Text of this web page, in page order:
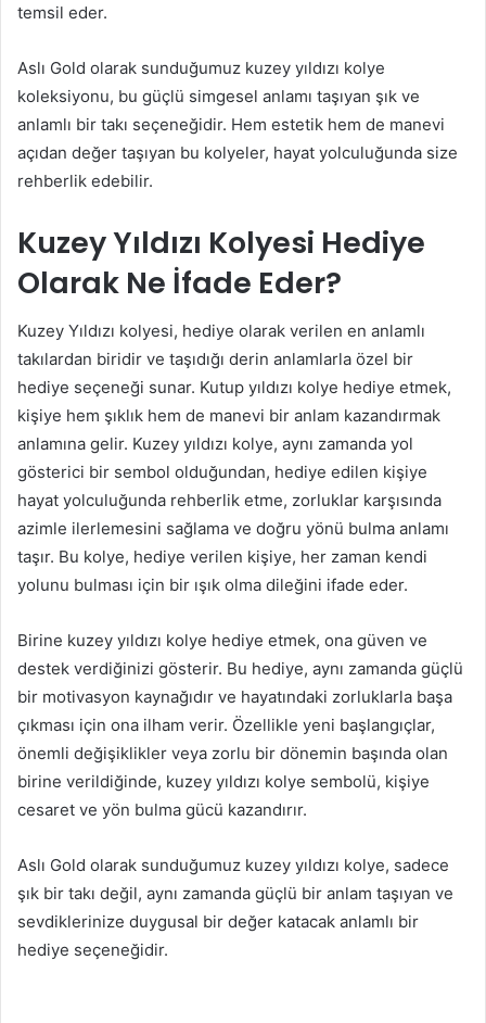
temsil eder.
Aslı Gold olarak sunduğumuz kuzey yıldızı kolye
koleksiyonu, bu güçlü simgesel anlamı taşıyan şık ve
anlamlı bir takı seçeneğidir. Hem estetik hem de manevi
açıdan değer taşıyan bu kolyeler, hayat yolculuğunda size
rehberlik edebilir.
Kuzey Yıldızı Kolyesi Hediye
Olarak Ne İfade Eder?
Kuzey Yıldızı kolyesi, hediye olarak verilen en anlamlı
takılardan biridir ve taşıdığı derin anlamlarla özel bir
hediye seçeneği sunar. Kutup yıldızı kolye hediye etmek,
kişiye hem şıklık hem de manevi bir anlam kazandırmak
anlamına gelir. Kuzey yıldızı kolye, aynı zamanda yol
gösterici bir sembol olduğundan, hediye edilen kişiye
hayat yolculuğunda rehberlik etme, zorluklar karşısında
azimle ilerlemesini sağlama ve doğru yönü bulma anlamı
taşır. Bu kolye, hediye verilen kişiye, her zaman kendi
yolunu bulması için bir ışık olma dileğini ifade eder.
Birine kuzey yıldızı kolye hediye etmek, ona güven ve
destek verdiğinizi gösterir. Bu hediye, aynı zamanda güçlü
bir motivasyon kaynağıdır ve hayatındaki zorluklarla başa
çıkması için ona ilham verir. Özellikle yeni başlangıçlar,
önemli değişiklikler veya zorlu bir dönemin başında olan
birine verildiğinde, kuzey yıldızı kolye sembolü, kişiye
cesaret ve yön bulma gücü kazandırır.
Aslı Gold olarak sunduğumuz kuzey yıldızı kolye, sadece
şık bir takı değil, aynı zamanda güçlü bir anlam taşıyan ve
sevdiklerinize duygusal bir değer katacak anlamlı bir
hediye seçeneğidir.